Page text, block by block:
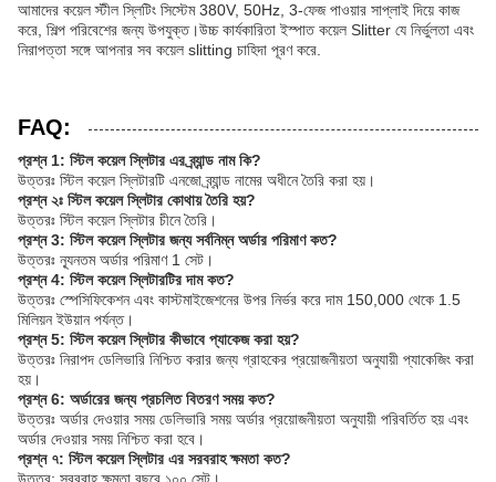
আমাদের কয়েল স্টীল স্লিটিং সিস্টেম 380V, 50Hz, 3-ফেজ পাওয়ার সাপ্লাই দিয়ে কাজ
করে, শিল্প পরিবেশের জন্য উপযুক্ত।উচ্চ কার্যকারিতা ইস্পাত কয়েল Slitter যে নির্ভুলতা এবং
নিরাপত্তা সঙ্গে আপনার সব কয়েল slitting চাহিদা পূরণ করে.
FAQ:
প্রশ্ন 1: স্টিল কয়েল স্লিটার এর ব্র্যান্ড নাম কি?
উত্তরঃ স্টিল কয়েল স্লিটারটি এনজো ব্র্যান্ড নামের অধীনে তৈরি করা হয়।
প্রশ্ন ২ঃ স্টিল কয়েল স্লিটার কোথায় তৈরি হয়?
উত্তরঃ স্টিল কয়েল স্লিটার চীনে তৈরি।
প্রশ্ন 3: স্টিল কয়েল স্লিটার জন্য সর্বনিম্ন অর্ডার পরিমাণ কত?
উত্তরঃ ন্যূনতম অর্ডার পরিমাণ 1 সেট।
প্রশ্ন 4: স্টিল কয়েল স্লিটারটির দাম কত?
উত্তরঃ স্পেসিফিকেশন এবং কাস্টমাইজেশনের উপর নির্ভর করে দাম 150,000 থেকে 1.5
মিলিয়ন ইউয়ান পর্যন্ত।
প্রশ্ন 5: স্টিল কয়েল স্লিটার কীভাবে প্যাকেজ করা হয়?
উত্তরঃ নিরাপদ ডেলিভারি নিশ্চিত করার জন্য গ্রাহকের প্রয়োজনীয়তা অনুযায়ী প্যাকেজিং করা
হয়।
প্রশ্ন 6: অর্ডারের জন্য প্রচলিত বিতরণ সময় কত?
উত্তরঃ অর্ডার দেওয়ার সময় ডেলিভারি সময় অর্ডার প্রয়োজনীয়তা অনুযায়ী পরিবর্তিত হয় এবং
অর্ডার দেওয়ার সময় নিশ্চিত করা হবে।
প্রশ্ন ৭: স্টিল কয়েল স্লিটার এর সরবরাহ ক্ষমতা কত?